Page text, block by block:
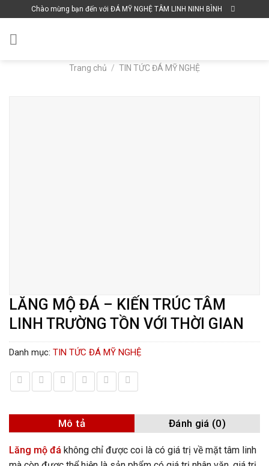
to
content
Chào mừng bạn đến với ĐÁ MỸ NGHỆ TÂM LINH NINH BÌNH
Trang chủ / TIN TỨC ĐÁ MỸ NGHỆ
LĂNG MỘ ĐÁ – KIẾN TRÚC TÂM
LINH TRƯỜNG TỒN VỚI THỜI GIAN
Danh mục: TIN TỨC ĐÁ MỸ NGHỆ
Mô tả Đánh giá (0)
Lăng mộ đá không chỉ được coi là có giá trị về mặt tâm linh